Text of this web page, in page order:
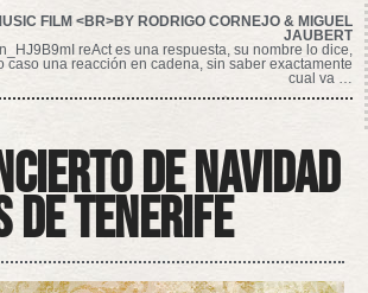
FILM <BR>BY RODRIGO CORNEJO & MIGUEL
JAUBERT
reAct es una respuesta, su nombre lo dice,
caso una reacción en cadena, sin saber exactamente
cual va …
de Navidad
de Tenerife